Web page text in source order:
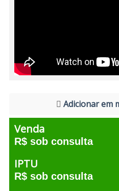
Adicionar em
Venda
R$ sob consulta
IPTU
R$ sob consulta